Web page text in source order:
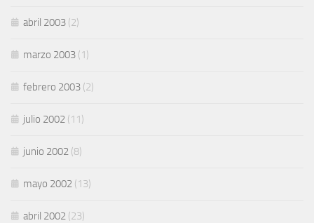
abril 2003 (2)
marzo 2003 (1)
febrero 2003 (2)
julio 2002 (11)
junio 2002 (8)
mayo 2002 (13)
abril 2002 (23)